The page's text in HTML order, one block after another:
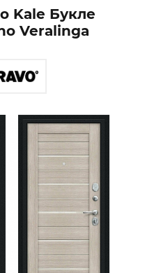
Kale Букле
Veralinga